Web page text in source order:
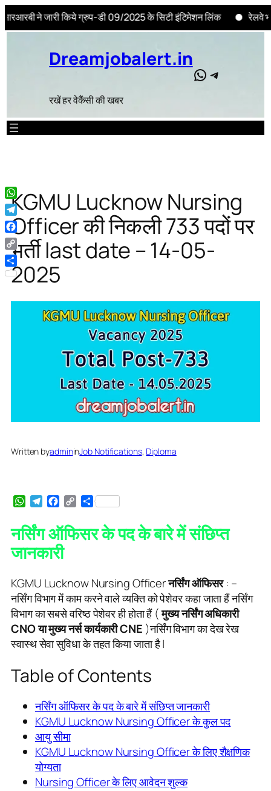
ने जारी किये ग्रुप-डी 09/2025 के सिटी इंटिमेशन लिंक रेलवे
Skip
Dreamjobalert.in
रखें हर वेकैंसी की खबर
WhatsApp
Telegram
KGMU Lucknow Nursing
Officer की निकली 733 पदों पर
भर्ती last date – 14-05-
2025
Written byadmininJob Notifications, Diploma
WhatsApp
TelegramFacebook
CopyShare
नर्सिंग ऑफिसर के पद के बारे में संछिप्त
जानकारी
KGMU Lucknow Nursing Officerनर्सिंग ऑफिसर: –
नर्सिंग विभाग में काम करने वाले व्यक्ति को पेशेवर कहा जाता हैं नर्सिंग
विभाग का सबसे वरिष्ठ पेशेवर ही होता हैं (मुख्य नर्सिंग अधिकारी
CNO या मुख्य नर्स कार्यकारी CNE )नर्सिंग विभाग का देख रेख
स्वास्थ सेवा सुविधा के तहत किया जाता है |
Table of Contents
नर्सिंग ऑफिसर के पद के बारे में संछिप्त जानकारी
KGMU Lucknow Nursing Officer के कुल पद
आयु सीमा
KGMU Lucknow Nursing Officer के लिए शैक्षणिक
योग्यता
Nursing Officer के लिए आवेदन शुल्क
WhatsApp
Telegram
Facebook
Copy
Link
Share